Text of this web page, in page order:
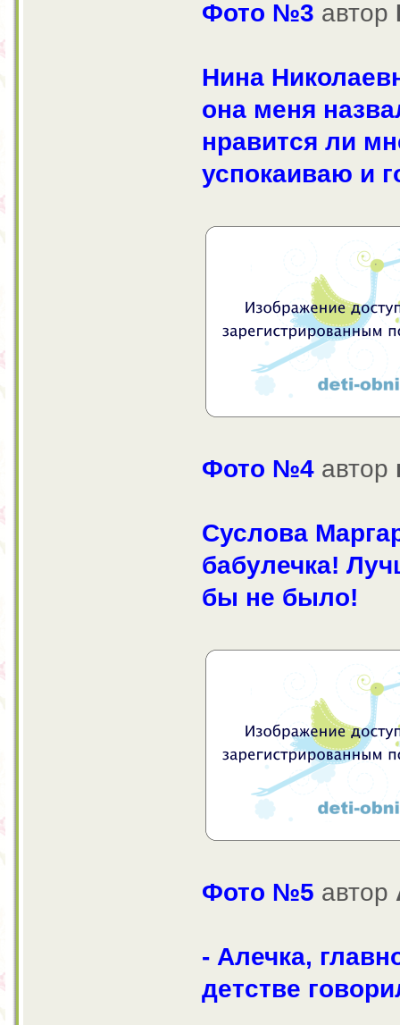
Фото №3 автор
Нина
она меня
нравится ли
успокаиваю и
Фото №4автор
Суслова
бабулечка!
бы не было!
Фото №5 автор
- Алечка,
детстве